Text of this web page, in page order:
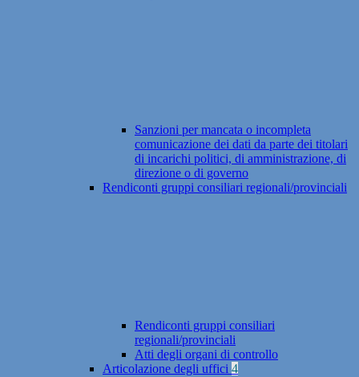
Sanzioni per mancata o incompleta
comunicazione dei dati da parte dei titolari
di incarichi politici, di amministrazione, di
direzione o di governo
Rendiconti gruppi consiliari regionali/provinciali
Rendiconti gruppi consiliari
regionali/provinciali
Atti degli organi di controllo
Articolazione degli uffici 4